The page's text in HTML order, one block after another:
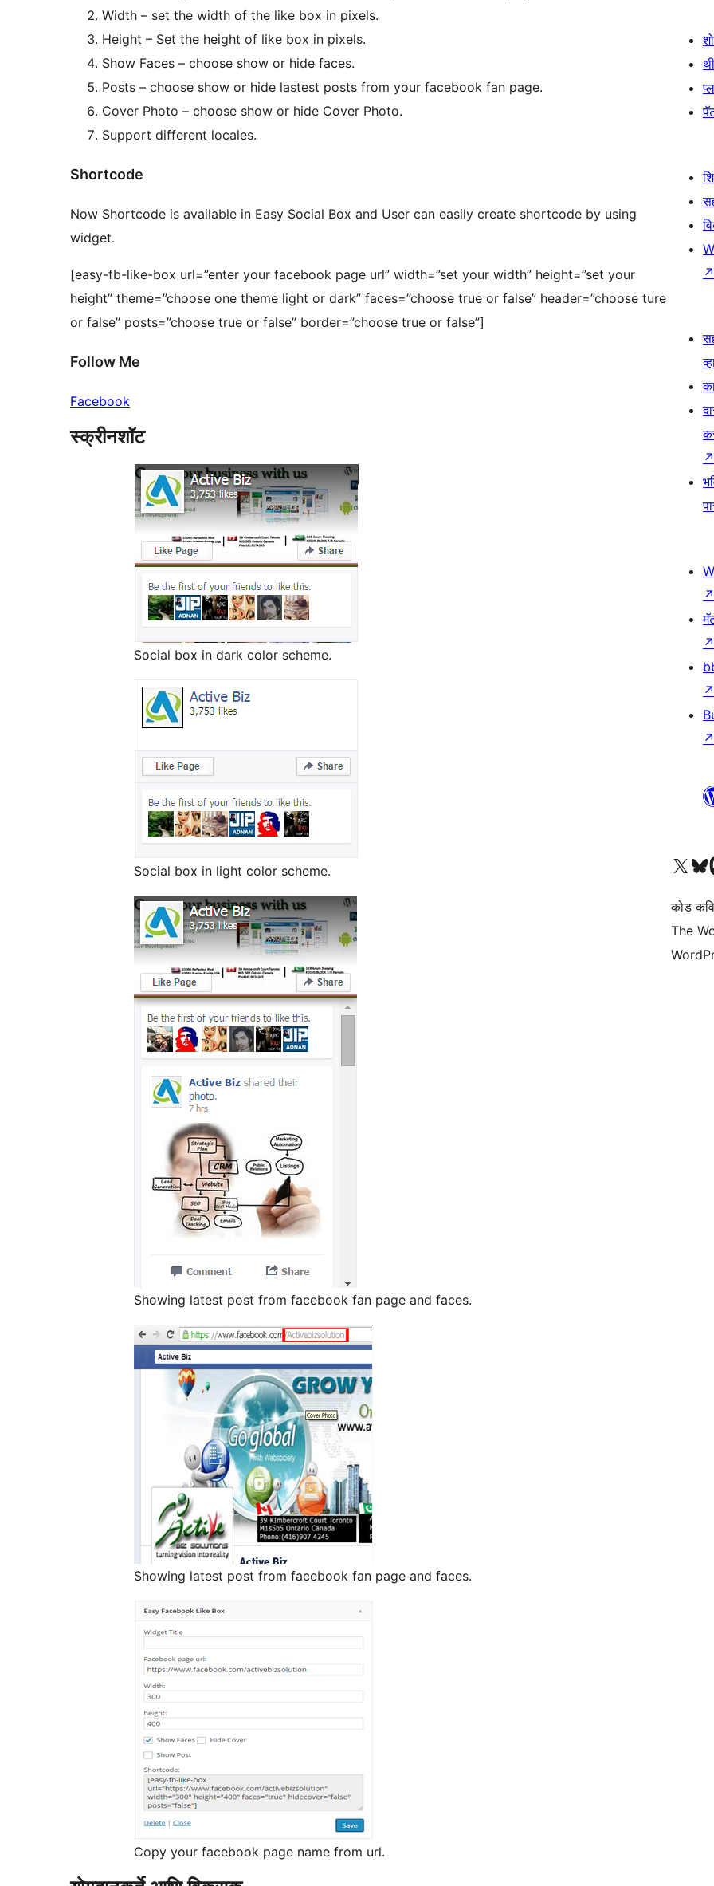
Width – set the width of the like box in pixels.
Height – Set the height of like box in pixels.
Show Faces – choose show or hide faces.
Posts – choose show or hide lastest posts from your facebook fan page.
Cover Photo – choose show or hide Cover Photo.
Support different locales.
Shortcode
Now Shortcode is available in Easy Social Box and User can easily create shortcode by using
widget.
[easy-fb-like-box url=”enter your facebook page url” width=”set your width” height=”set your
height” theme=”choose one theme light or dark” faces=”choose true or false” header=”choose ture
or false” posts=”choose true or false” border=”choose true or false”]
Follow Me
Facebook
स्क्रीनशॉट
Social box in dark color scheme.
Social box in light color scheme.
Showing latest post from facebook fan page and faces.
Showing latest post from facebook fan page and faces.
Copy your facebook page name from url.
↗
↗
↗
↗
↗
↗
आमच्या X (एक्स) (पूर्वीचे ट्विटर) खात्याला भेट द्या आमच्या ब्लूस्की खात्याला भेट द्या.
कोड
The